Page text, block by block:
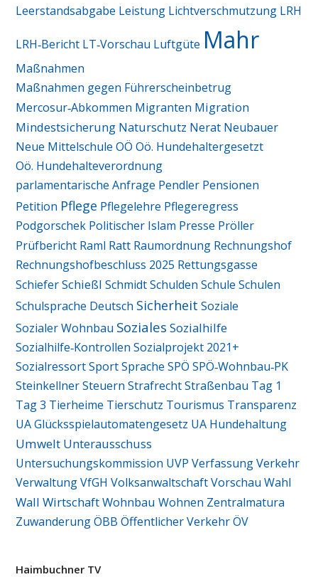
Leerstandsabgabe Leistung Lichtverschmutzung LRH
LRH‑Bericht LT‑Vorschau Luftgüte Mahr
Maßnahmen
Maßnahmen gegen Führerscheinbetrug
Mercosur‑Abkommen Migranten Migration
Mindestsicherung Naturschutz Nerat Neubauer
Neue Mittelschule OÖ Oö. Hundehaltergesetzt
Oö. Hundehalteverordnung
parlamentarische Anfrage Pendler Pensionen
Petition Pflege Pflegelehre Pflegeregress
Podgorschek Politischer Islam Presse Pröller
Prüfbericht Raml Ratt Raumordnung Rechnungshof
Rechnungshofbeschluss 2025 Rettungsgasse
Schiefer Schießl Schmidt Schulden Schule Schulen
Schulsprache Deutsch Sicherheit Soziale
Sozialer Wohnbau Soziales Sozialhilfe
Sozialhilfe‑Kontrollen Sozialprojekt 2021+
Sozialressort Sport Sprache SPÖ SPÖ‑Wohnbau‑PK
Steinkellner Steuern Strafrecht Straßenbau Tag 1
Tag 3 Tierheime Tierschutz Tourismus Transparenz
UA Glücksspielautomatengesetz UA Hundehaltung
Umwelt Unterausschuss
Untersuchungskommission UVP Verfassung Verkehr
Verwaltung VfGH Volksanwaltschaft Vorschau Wahl
Wall WirtschaftWohnbau Wohnen Zentralmatura
Zuwanderung ÖBB Öffentlicher Verkehr ÖV
Haimbuchner TV